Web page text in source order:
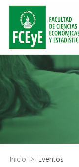
Inicio > Eventos